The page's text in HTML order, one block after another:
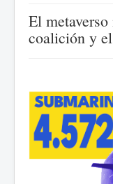
El
coalición y